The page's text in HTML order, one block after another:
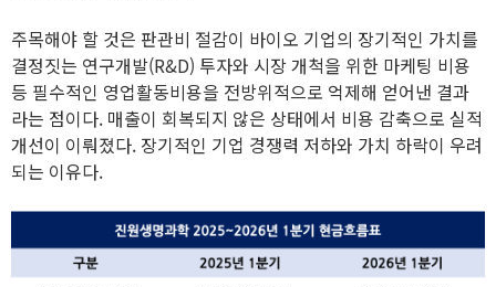
주목해야 할 것은 판관비 절감이 바이오 기업의 장기적인 가치를
결정짓는 연구개발(R&D) 투자와 시장 개척을 위한 마케팅 비용
등 필수적인 영업활동비용을 전방위적으로 억제해 얻어낸 결과
라는 점이다. 매출이 회복되지 않은 상태에서 비용 감축으로 실적
개선이 이뤄졌다. 장기적인 기업 경쟁력 저하와 가치 하락이 우려
되는 이유다.